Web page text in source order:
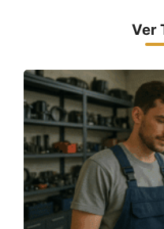
Ver